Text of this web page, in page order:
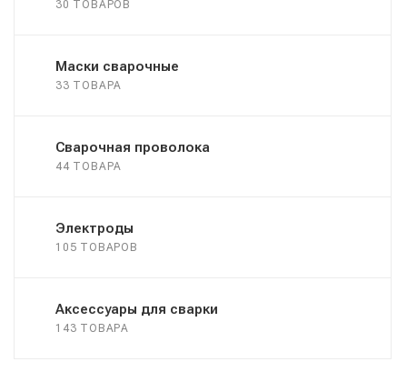
30 ТОВАРОВ
Маски сварочные
33 ТОВАРА
Сварочная проволока
44 ТОВАРА
Электроды
105 ТОВАРОВ
Аксессуары для сварки
143 ТОВАРА